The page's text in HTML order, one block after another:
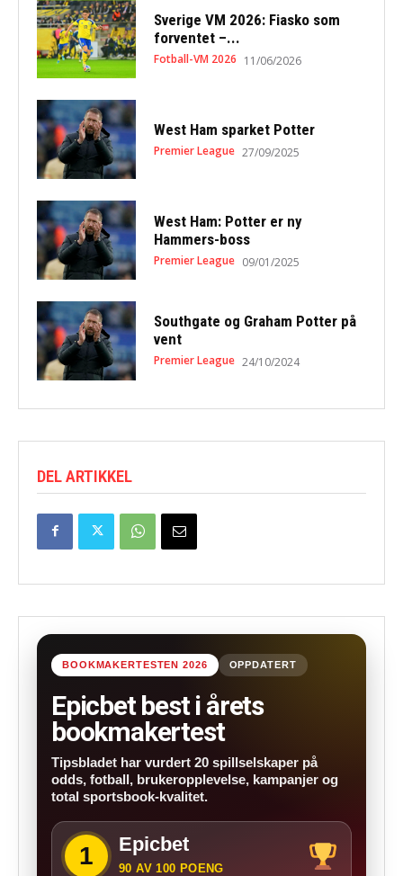
Sverige VM 2026: Fiasko som
forventet –...
Fotball-VM 2026 11/06/2026
West Ham sparket Potter
Premier League 27/09/2025
West Ham: Potter er ny
Hammers-boss
Premier League 09/01/2025
Southgate og Graham Potter på
vent
Premier League 24/10/2024
DEL ARTIKKEL
BOOKMAKERTESTEN 2026 OPPDATERT
Epicbet best i årets
bookmakertest
Tipsbladet har vurdert 20 spillselskaper på
odds, fotball, brukeropplevelse, kampanjer og
total sportsbook-kvalitet.
1 Epicbet
90 AV 100 POENG